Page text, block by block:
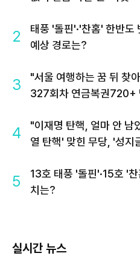
2
태풍 '돌핀'·'찬홈' 한반도
예상 경로는?
3
"서울 여행하는 꿈 뒤 찾
327회차 연금복권720+
4
"이재명 탄핵, 얼마 안 남
열 탄핵' 맞힌 무당, '성지
5
13호 태풍 '돌핀'·15호 '찬
치는?
실시간 뉴스